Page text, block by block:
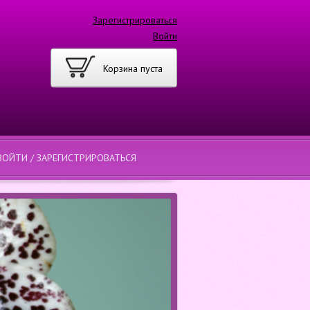
Корзина пуста
Зарегистрироваться
Войти
/ ЗАРЕГИСТРИРОВАТЬСЯ